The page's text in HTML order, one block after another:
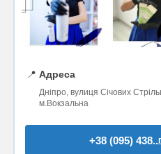
📍 Адреса
Дніпро, вулиця Січових
м.Вокзальна
+38 (095) 438..